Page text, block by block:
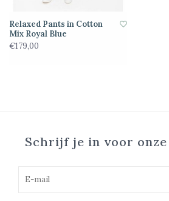
Relaxed Pants in Cotton
Mix Royal Blue
€179,00
Schrijf je in voor